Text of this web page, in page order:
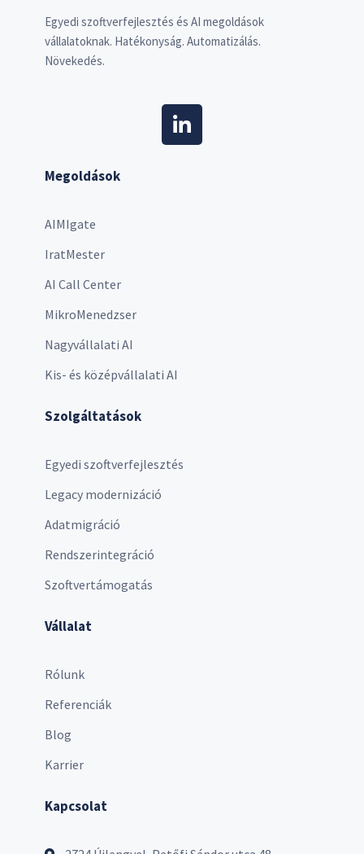
Egyedi szoftverfejlesztés és AI megoldások
vállalatoknak. Hatékonyság. Automatizálás.
Növekedés.
Megoldások
AIMIgate
IratMester
AI Call Center
MikroMenedzser
Nagyvállalati AI
Kis- és középvállalati AI
Szolgáltatások
Egyedi szoftverfejlesztés
Legacy modernizáció
Adatmigráció
Rendszerintegráció
Szoftvertámogatás
Vállalat
Rólunk
Referenciák
Blog
Karrier
Kapcsolat